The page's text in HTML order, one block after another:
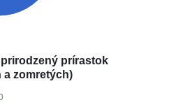
prírastok
zomretých)